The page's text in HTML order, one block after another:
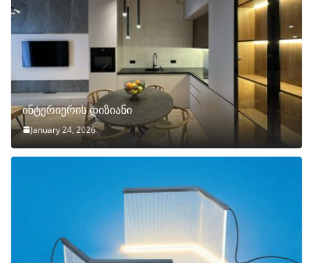
ინტერიერის დიზიანი
January 24, 2026